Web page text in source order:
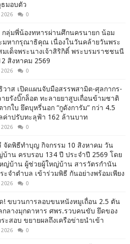
ธมอบตัว
0
ลุ่มพี่น้องทหารผ่านศึกนครนายก น้อม
มหากรุณาธิคุณ เนื่องในวันคล้ายวันพระ
เด็จพระนางเจ้าสิริกิติ์ พระบรมราชชนนี
สิงหาคม 2569
0
วาส เปิดแผนจับมือสรรพสามิต-ศุลกากร-
ยรังบิ๊กล็อต ทะลายยาสูบเถื่อนข้ามชาติ
กใบ ยึดบุหรี่นอก “กูดังการัม” กว่า 4.5
ค่าปรับทะลุฟ้า 162 ล้านบาท
0
จัดพิธีทำบุญ กิจกรรม 10 สิงหาคม วัน
าน ครบรอบ 134 ปี ประจำปี 2569 โดย
ญ่บ้าน ผู้ช่วยผู้ใหญ่บ้าน สารวัตรกำนัน
ะจำตำบล เข้าร่วมพิธี กันอย่างพร้อมเพียง
0
! ขบวนการลอบขนหนังหมูเถื่อน 2.5 ตัน
กลางมุกดาหาร ศพร.รวบคนขับ ยึดของ
ะสอบ ขยายผลถึงเครือข่ายนำเข้า
0